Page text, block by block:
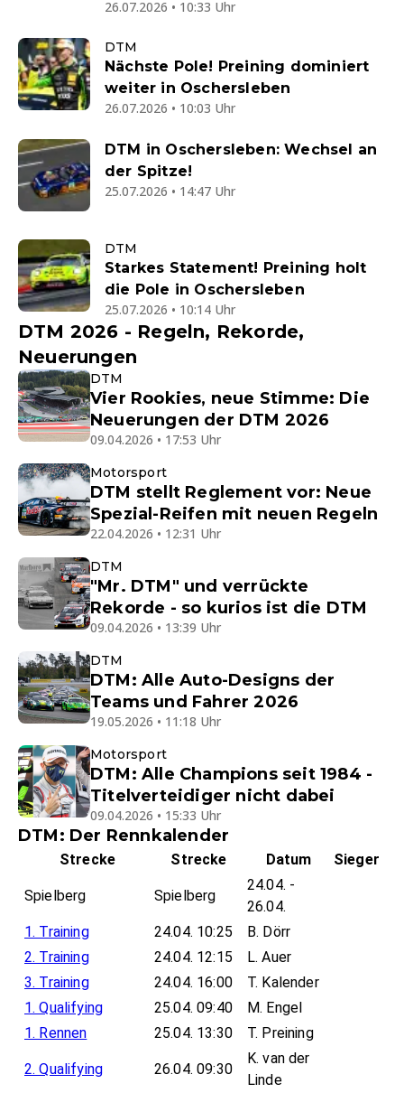
26.07.2026 • 10:33 Uhr
DTM
Nächste Pole! Preining dominiert
weiter in Oschersleben
26.07.2026 • 10:03 Uhr
DTM in Oschersleben: Wechsel an
der Spitze!
25.07.2026 • 14:47 Uhr
DTM
Starkes Statement! Preining holt
die Pole in Oschersleben
25.07.2026 • 10:14 Uhr
DTM 2026 - Regeln, Rekorde,
Neuerungen
DTM
Vier Rookies, neue Stimme: Die
Neuerungen der DTM 2026
09.04.2026 • 17:53 Uhr
Motorsport
DTM stellt Reglement vor: Neue
Spezial-Reifen mit neuen Regeln
22.04.2026 • 12:31 Uhr
DTM
"Mr. DTM" und verrückte
Rekorde - so kurios ist die DTM
09.04.2026 • 13:39 Uhr
DTM
DTM: Alle Auto-Designs der
Teams und Fahrer 2026
19.05.2026 • 11:18 Uhr
Motorsport
DTM: Alle Champions seit 1984 -
Titelverteidiger nicht dabei
09.04.2026 • 15:33 Uhr
DTM: Der Rennkalender
Strecke Strecke Datum Sieger
Spielberg Spielberg
24.04. -
26.04.
1. Training
24.04. 10:25
B. Dörr
2. Training
24.04. 12:15
L. Auer
3. Training
24.04. 16:00
T. Kalender
1. Qualifying
25.04. 09:40
M. Engel
1. Rennen
25.04. 13:30 T. Preining
2. Qualifying 26.04. 09:30
K. van der
Linde